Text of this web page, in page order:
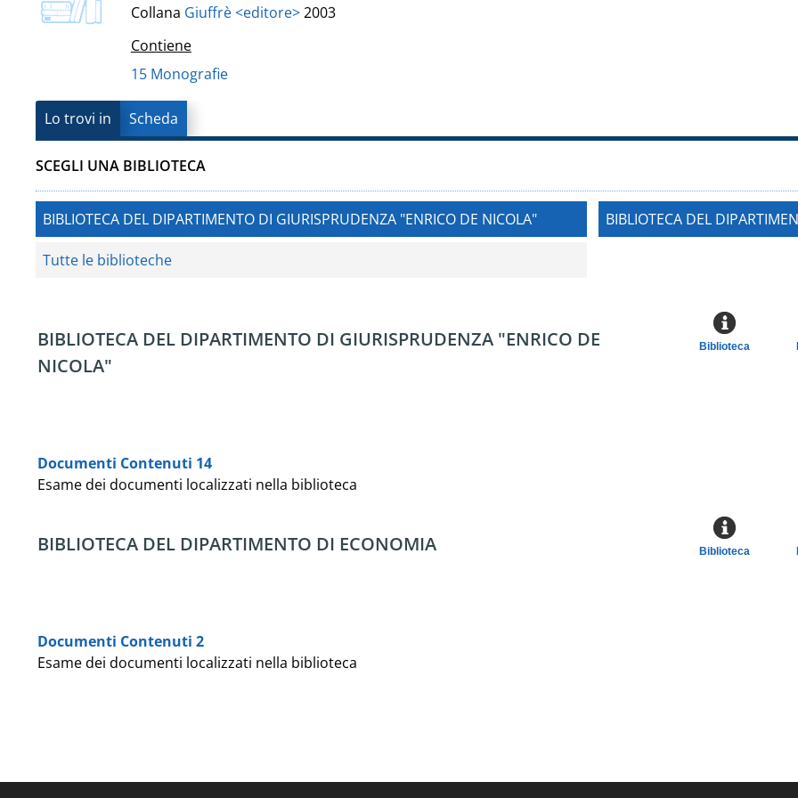
del
documento
Collana Giuffrè <editore>2003
Contiene
15 Monografie
Lo trovi in Scheda
SCEGLI UNA BIBLIOTECA
BIBLIOTECA DEL DIPARTIMENTO DI GIURISPRUDENZA "ENRICO DE NICOLA" BIBLIOTECA DEL
Tutte le biblioteche
BIBLIOTECA DEL DIPARTIMENTO DI GIURISPRUDENZA "ENRICO DE
NICOLA"
Biblioteca
Documenti Contenuti 14
Esame dei documenti localizzati nella biblioteca
BIBLIOTECA DEL DIPARTIMENTO DI ECONOMIA Biblioteca
Documenti Contenuti 2
Esame dei documenti localizzati nella biblioteca